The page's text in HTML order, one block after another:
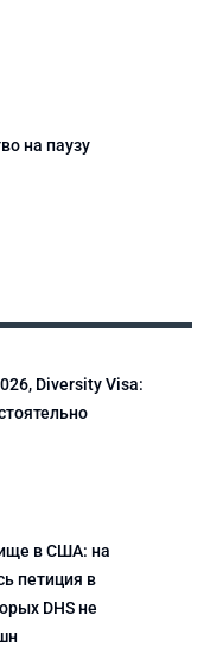
на паузу
Diversity Visa:
в США: на
петиция в
DHS не